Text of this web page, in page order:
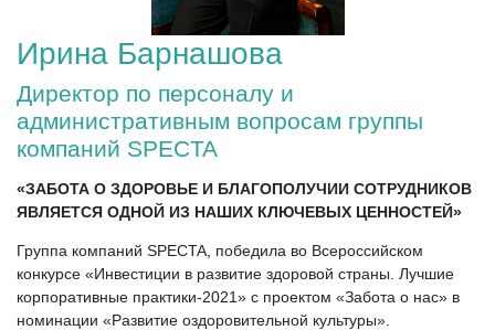
Ирина Барнашова
Директор по персоналу и
административным вопросам группы
компаний SPECTA
«ЗАБОТА О ЗДОРОВЬЕ И БЛАГОПОЛУЧИИ СОТРУДНИКОВ
ЯВЛЯЕТСЯ ОДНОЙ ИЗ НАШИХ КЛЮЧЕВЫХ ЦЕННОСТЕЙ»
Группа компаний SPECTA, победила во Всероссийском
конкурсе «Инвестиции в развитие здоровой страны. Лучшие
корпоративные практики-2021» с проектом «Забота о нас» в
номинации «Развитие оздоровительной культуры».